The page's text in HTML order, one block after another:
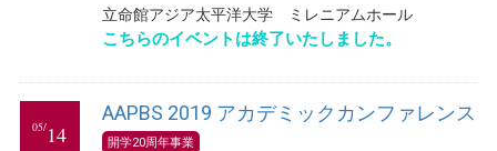
立命館アジア太平洋大学 ミレニアムホール
こちらのイベントは終了いたしました。
05/14
AAPBS 2019 アカデミックカンファレンス
開学20周年事業